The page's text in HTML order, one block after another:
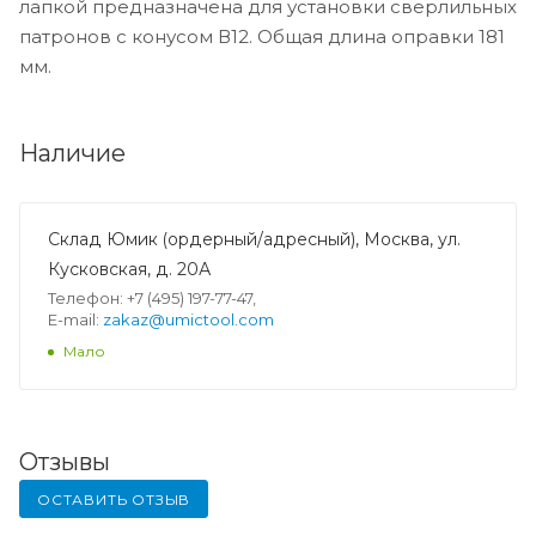
лапкой предназначена для установки сверлильных
патронов с конусом В12. Общая длина оправки 181
мм.
Наличие
Склад Юмик (ордерный/адресный), Москва, ул.
Кусковская, д. 20А
Телефон: +7 (495) 197-77-47,
E-mail: zakaz@umictool.com
Мало
Отзывы
ОСТАВИТЬ ОТЗЫВ